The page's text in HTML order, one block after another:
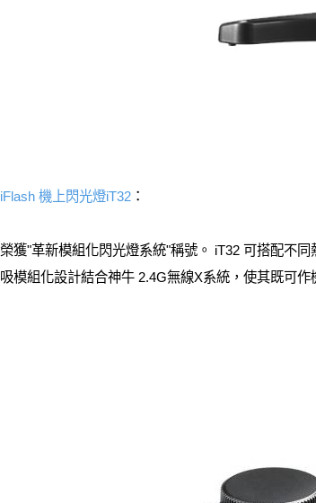
iFlash 機上閃光燈iT32 ：
榮獲"革新模組化閃光燈系統"稱號。 iT32 可搭配不
吸模組化設計結合神牛 2.4G無線X系統，使其既可